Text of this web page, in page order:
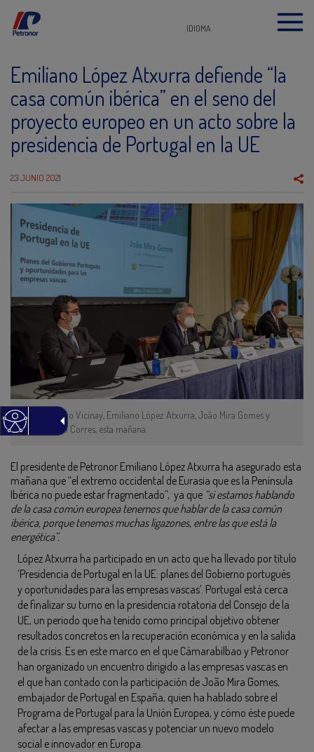
IDIOMA
Emiliano López Atxurra defiende “la
casa común ibérica” en el seno del
proyecto europeo en un acto sobre la
presidencia de Portugal en la UE
23 JUNIO 2021
José Ignacio Vicinay, Emiliano López Atxurra, João Mira Gomes y
José Ángel Corres, esta mañana.
El presidente de Petronor Emiliano López Atxurra ha asegurado esta
mañana que “el extremo occidental de Eurasia que es la Península
Ibérica no puede estar fragmentado”, ya que “si estamos hablando
de la casa común europea tenemos que hablar de la casa común
ibérica, porque tenemos muchas ligazones, entre las que está la
energética”.
López Atxurra ha participado en un acto que ha llevado por título
‘Presidencia de Portugal en la UE: planes del Gobierno portugués
y oportunidades para las empresas vascas’. Portugal está cerca
de finalizar su turno en la presidencia rotatoria del Consejo de la
UE, un periodo que ha tenido como principal objetivo obtener
resultados concretos en la recuperación económica y en la salida
de la crisis. Es en este marco en el que Cámarabilbao y Petronor
han organizado un encuentro dirigido a las empresas vascas en
el que han contado con la participación de João Mira Gomes,
embajador de Portugal en España, quien ha hablado sobre el
Programa de Portugal para la Unión Europea, y cómo éste puede
afectar a las empresas vascas y potenciar un nuevo modelo
social e innovador en Europa.